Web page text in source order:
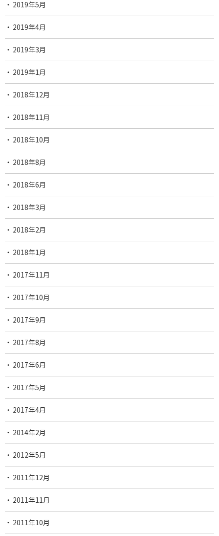
2019年5月
2019年4月
2019年3月
2019年1月
2018年12月
2018年11月
2018年10月
2018年8月
2018年6月
2018年3月
2018年2月
2018年1月
2017年11月
2017年10月
2017年9月
2017年8月
2017年6月
2017年5月
2017年4月
2014年2月
2012年5月
2011年12月
2011年11月
2011年10月